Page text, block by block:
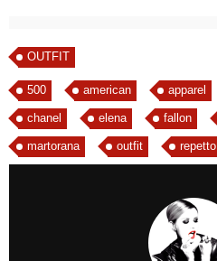
OUTFIT
500 american apparel
chanel elena fallon
martorana outfit repetto